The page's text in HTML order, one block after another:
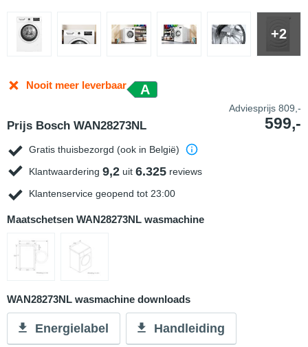
+2
Nooit meer leverbaar A
Prijs Bosch WAN28273NL
Adviesprijs 809,-
599,-
Gratis thuisbezorgd (ook in België)
Klantwaardering 9,2 uit 6.325 reviews
Klantenservice geopend tot 23:00
Maatschetsen WAN28273NL wasmachine
WAN28273NL wasmachine downloads
Energielabel Handleiding